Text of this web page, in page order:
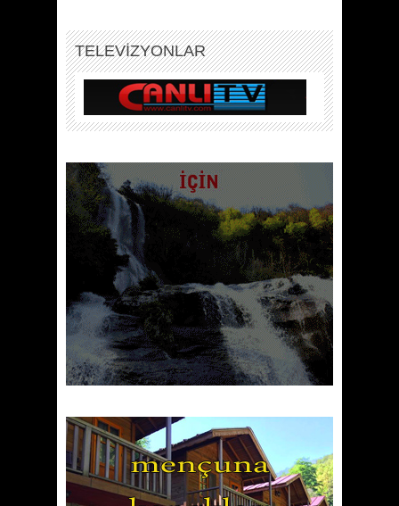
TELEVİZYONLAR